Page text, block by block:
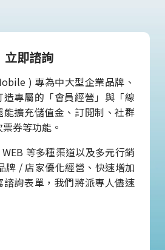
立即諮詢
) 專為中大型企業品牌、
專屬的「會員經營」與「線
擴充儲值金、訂閱制、社群
券等功能。
等多種渠道以及多元行銷
牌 / 店家優化經營、快速增加
詢表單，我們將派專人儘速